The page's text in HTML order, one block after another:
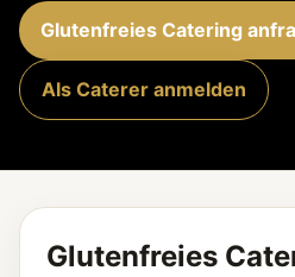
Glutenfreies Catering
Als Caterer anmelden
Glutenfreies